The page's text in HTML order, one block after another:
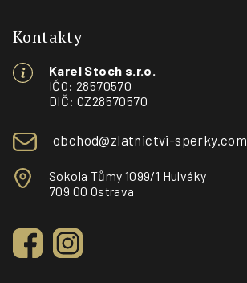
Kontakty
Karel Stoch s.r.o.
IČO: 28570570
DIČ: CZ28570570
obchod@zlatnictvi-sperky.com
Sokola Tůmy 1099/1 Hulváky
709 00 Ostrava